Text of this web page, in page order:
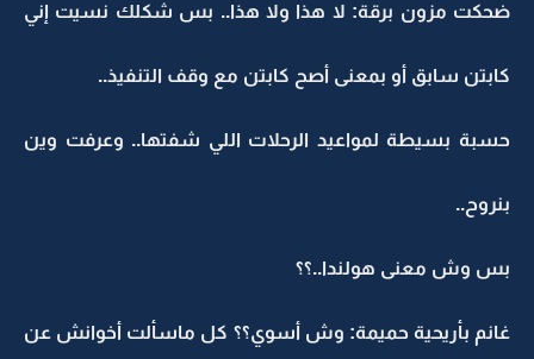
ضحكت مزون برقة: لا هذا ولا هذا.. بس شكلك نسيت إني
كابتن سابق أو بمعنى أصح كابتن مع وقف التنفيذ..
حسبة بسيطة لمواعيد الرحلات اللي شفتها.. وعرفت وين
بنروح..
بس وش معنى هولندا..؟؟
غانم بأريحية حميمة: وش أسوي؟؟ كل ماسألت أخوانش عن